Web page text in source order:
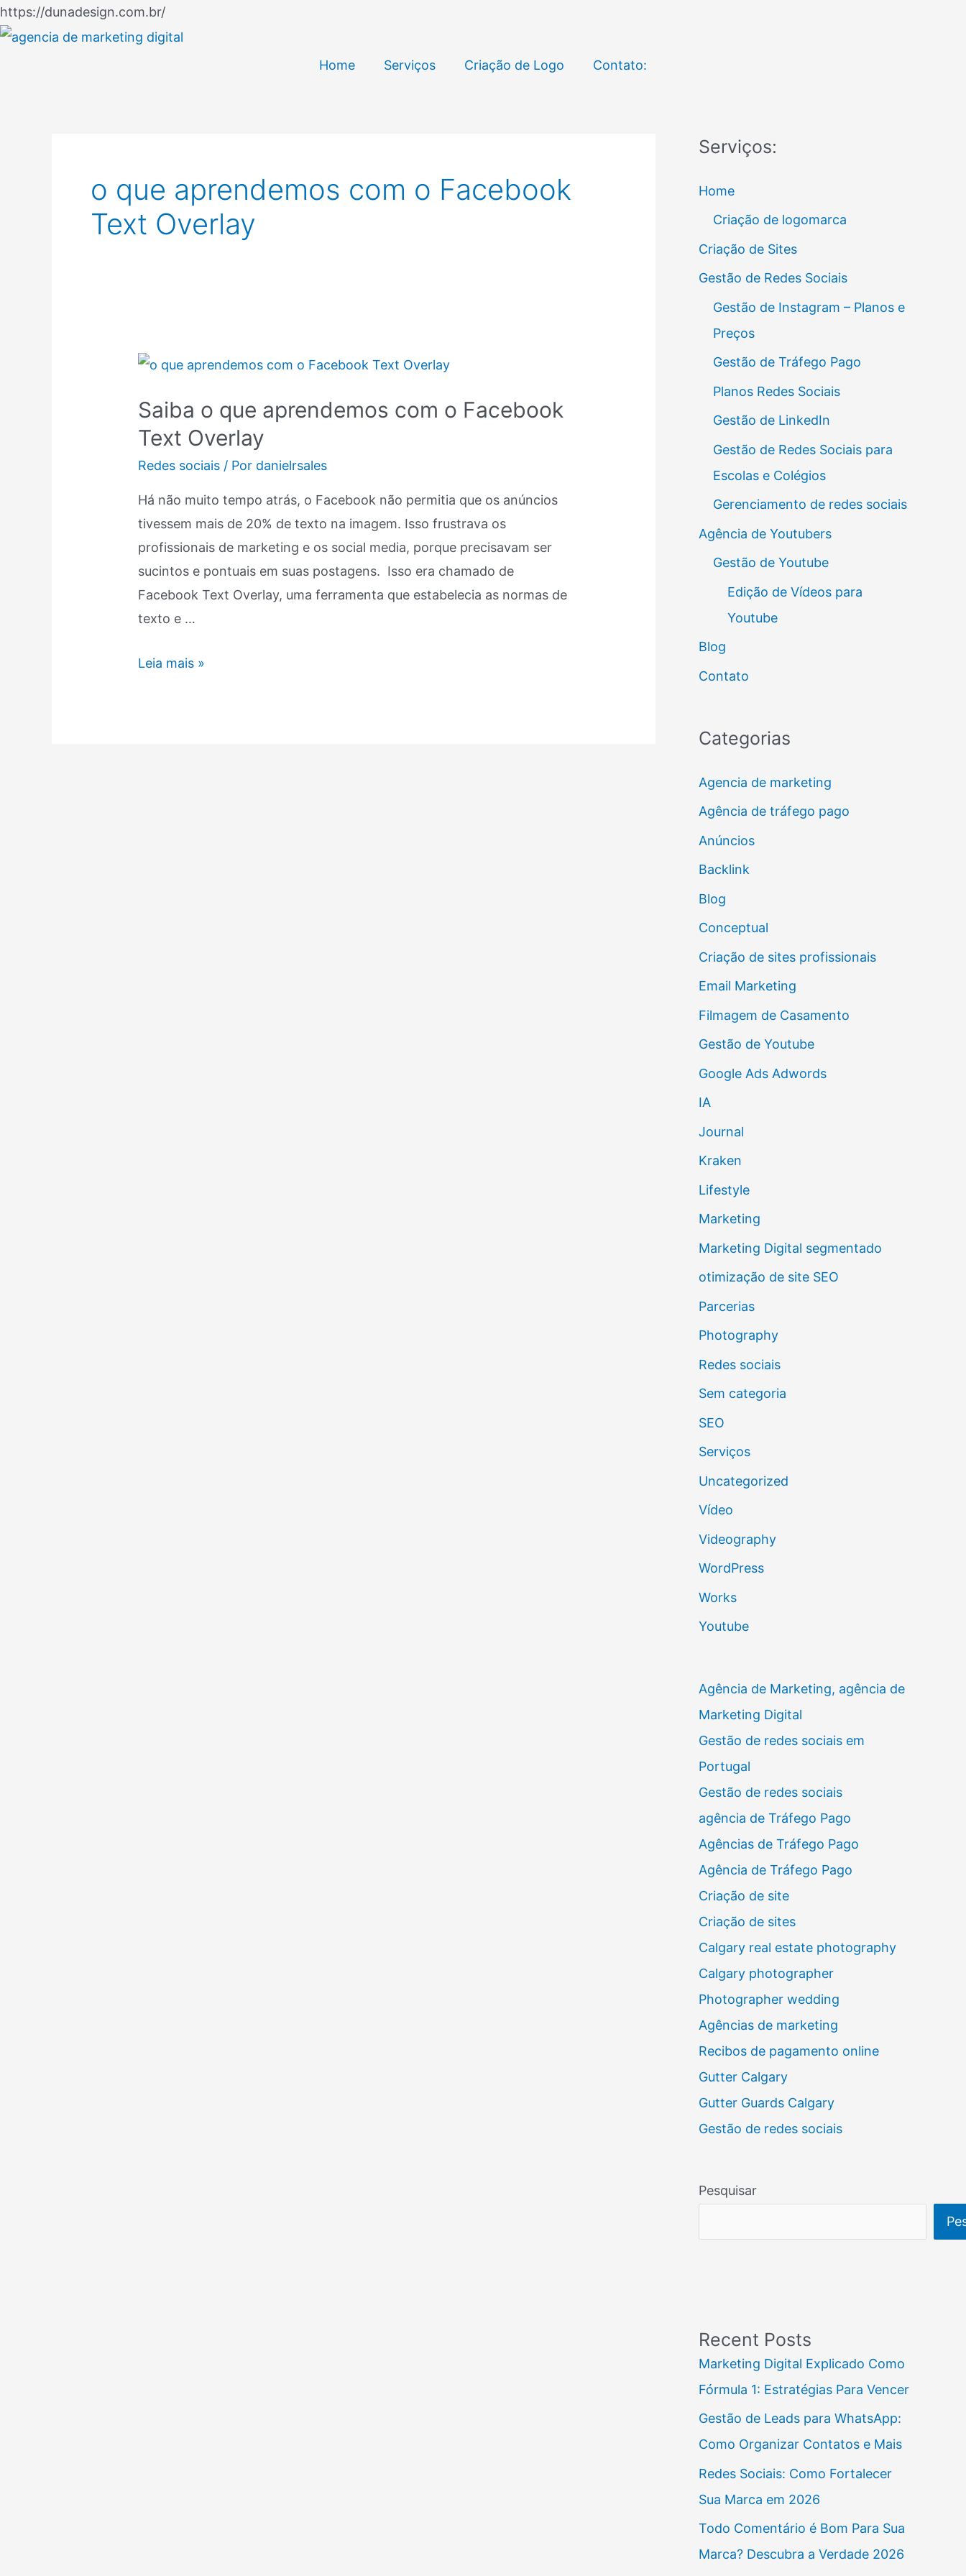
https://dunadesign.com.br/Ir
para
Home Serviços Criação de Logo Contato:
o que aprendemos com o Facebook
Text Overlay
Saiba o que aprendemos com o Facebook
Text Overlay
Redes sociais / Por danielrsales
Há não muito tempo atrás, o Facebook não permitia que os anúncios
tivessem mais de 20% de texto na imagem. Isso frustrava os
profissionais de marketing e os social media, porque precisavam ser
sucintos e pontuais em suas postagens. Isso era chamado de
Facebook Text Overlay, uma ferramenta que estabelecia as normas de
texto e …
Saiba
que
aprendemos
com
Facebook
Text
Overlay
Leia mais »
Serviços:
Home
Criação de logomarca
Criação de Sites
Gestão de Redes Sociais
Gestão de Instagram – Planos e
Preços
Gestão de Tráfego Pago
Planos Redes Sociais
Gestão de LinkedIn
Gestão de Redes Sociais para
Escolas e Colégios
Gerenciamento de redes sociais
Agência de Youtubers
Gestão de Youtube
Edição de Vídeos para
Youtube
Blog
Contato
Categorias
Agencia de marketing
Agência de tráfego pago
Anúncios
Backlink
Blog
Conceptual
Criação de sites profissionais
Email Marketing
Filmagem de Casamento
Gestão de Youtube
Google Ads Adwords
IA
Journal
Kraken
Lifestyle
Marketing
Marketing Digital segmentado
otimização de site SEO
Parcerias
Photography
Redes sociais
Sem categoria
SEO
Serviços
Uncategorized
Vídeo
Videography
WordPress
Works
Youtube
Agência de Marketing, agência de
Marketing Digital
Gestão de redes sociais em
Portugal
Gestão de redes sociais
agência de Tráfego Pago
Agências de Tráfego Pago
Agência de Tráfego Pago
Criação de site
Criação de sites
Calgary real estate photography
Calgary photographer
Photographer wedding
Agências de marketing
Recibos de pagamento online
Gutter Calgary
Gutter Guards Calgary
Gestão de redes sociais
Pesquisar
Recent Posts
Marketing Digital Explicado Como
Fórmula 1: Estratégias Para Vencer
Gestão de Leads para WhatsApp:
Como Organizar Contatos e Mais
Redes Sociais: Como Fortalecer
Sua Marca em 2026
Todo Comentário é Bom Para Sua
Marca? Descubra a Verdade 2026